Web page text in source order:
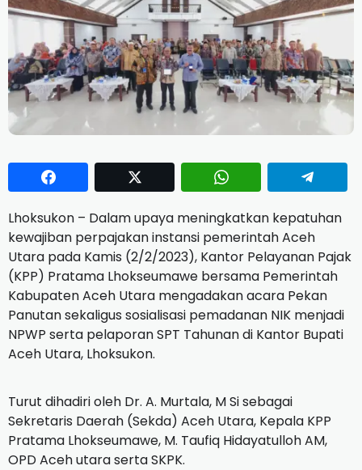
Lhoksukon – Dalam upaya meningkatkan kepatuhan
kewajiban perpajakan instansi pemerintah Aceh
Utara pada Kamis (2/2/2023), Kantor Pelayanan Pajak
(KPP) Pratama Lhokseumawe bersama Pemerintah
Kabupaten Aceh Utara mengadakan acara Pekan
Panutan sekaligus sosialisasi pemadanan NIK menjadi
NPWP serta pelaporan SPT Tahunan di Kantor Bupati
Aceh Utara, Lhoksukon.
Turut dihadiri oleh Dr. A. Murtala, M Si sebagai
Sekretaris Daerah (Sekda) Aceh Utara, Kepala KPP
Pratama Lhokseumawe, M. Taufiq Hidayatulloh AM,
OPD Aceh utara serta SKPK.